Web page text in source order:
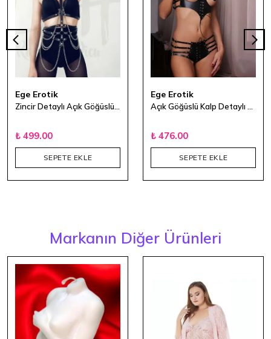
Ege Erotik
₺ 499.00
SEPETE EKLE
Ege Erotik
₺ 476.00
SEPETE EKLE
Markanın Diğer Ürünleri